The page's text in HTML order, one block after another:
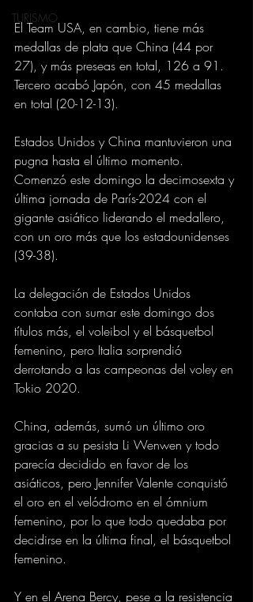
TURISMO
El Team USA, en cambio, tiene más
medallas de plata que China (44 por
27), y más preseas en total, 126 a 91.
Tercero acabó Japón, con 45 medallas
en total (20-12-13).
Estados Unidos y China mantuvieron una
pugna hasta el último momento.
Comenzó este domingo la decimosexta y
última jornada de París-2024 con el
gigante asiático liderando el medallero,
con un oro más que los estadounidenses
(39-38).
La delegación de Estados Unidos
contaba con sumar este domingo dos
títulos más, el voleibol y el básquetbol
femenino, pero Italia sorprendió
derrotando a las campeonas del voley en
Tokio 2020.
China, además, sumó un último oro
gracias a su pesista Li Wenwen y todo
parecía decidido en favor de los
asiáticos, pero Jennifer Valente conquistó
el oro en el velódromo en el ómnium
femenino, por lo que todo quedaba por
decidirse en la última final, el básquetbol
femenino.
Y en el Arena Bercy, pese a la resistencia